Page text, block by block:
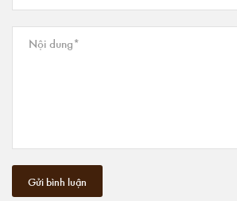
Gửi bình luận